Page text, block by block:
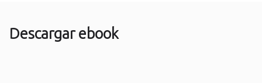
Descargar ebook